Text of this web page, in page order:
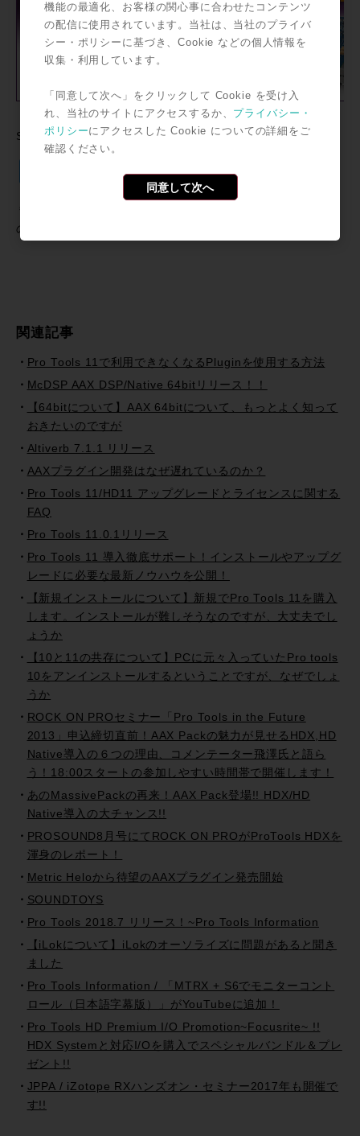
SNSで共有
Twitter
Facebook
Line
Email
共
有
＊記事中に掲載されている情報は2013年07月08日時点のも
のです。
関連記事
Pro Tools 11で利用できなくなるPluginを使用する方法
McDSP AAX DSP/Native 64bitリリース！！
【64bitについて】AAX 64bitについて、もっとよく知って
おきたいのですが
Altiverb 7.1.1 リリース
AAXプラグイン開発はなぜ遅れているのか？
Pro Tools 11/HD11 アップグレードとライセンスに関する
FAQ
Pro Tools 11.0.1リリース
Pro Tools 11 導入徹底サポート！インストールやアップグ
レードに必要な最新ノウハウを公開！
【新規インストールについて】新規でPro Tools 11を購入
します。インストールが難しそうなのですが、大丈夫でし
ょうか
【10と11の共存について】PCに元々入っていたPro tools
10をアンインストールするということですが、なぜでしょ
うか
ROCK ON PROセミナー「Pro Tools in the Future
2013」申込締切直前！AAX Packの魅力が見せるHDX,HD
Native導入の６つの理由、コメンテーター飛澤氏と語ら
う！18:00スタートの参加しやすい時間帯で開催します！
あのMassivePackの再来！AAX Pack登場!! HDX/HD
Native導入の大チャンス!!
PROSOUND8月号にてROCK ON PROがProTools HDXを
渾身のレポート！
Metric Heloから待望のAAXプラグイン発売開始
SOUNDTOYS
Pro Tools 2018.7 リリース！~Pro Tools Information
【iLokについて】iLokのオーソライズに問題があると聞き
ました
Pro Tools Information / 「MTRX + S6でモニターコント
ロール（日本語字幕版）」がYouTubeに追加！
Pro Tools HD Premium I/O Promotion~Focusrite~ !!
HDX Systemと対応I/Oを購入でスペシャルバンドル＆プレ
ゼント!!
JPPA / iZotope RXハンズオン・セミナー2017年も開催で
す!!
機能の最適化、お客様の関心事に合わせたコンテンツ
の配信に使用されています。当社は、当社のプライバ
シー・ポリシーに基づき、Cookie などの個人情報を
収集・利用しています。
「同意して次へ」をクリックして Cookie を受け入
れ、当社のサイトにアクセスするか、 プライバシー・
ポリシーにアクセスした Cookie についての詳細をご
確認ください。
同意して次へ